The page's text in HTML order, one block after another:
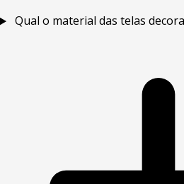
Qual o material das telas